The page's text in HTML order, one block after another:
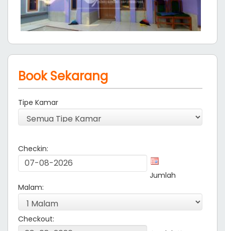
Book Sekarang
Tipe Kamar
Checkin:
Jumlah
Malam:
Checkout: